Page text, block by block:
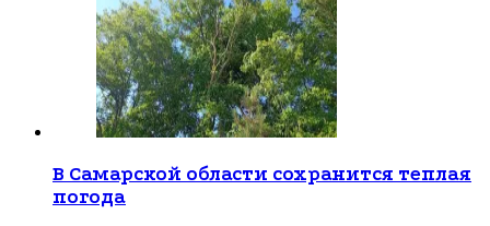
В Самарской области сохранится теплая
погода